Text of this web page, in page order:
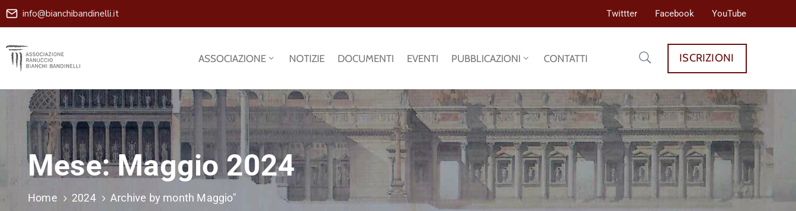
info@bianchibandinelli.it Twittter Facebook YouTube
ASSOCIAZIONE NOTIZIE DOCUMENTI EVENTI PUBBLICAZIONI CONTATTI ISCRIZIONI
Mese:Maggio 2024
Home 2024 Archive by month Maggio"